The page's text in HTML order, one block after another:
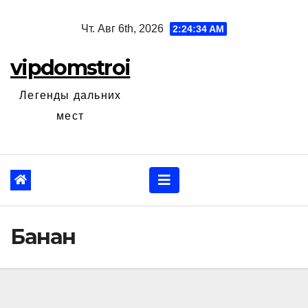
Чт. Авг 6th, 2026 2:24:36 AM
vipdomstroi
Легенды дальних
мест
Банан